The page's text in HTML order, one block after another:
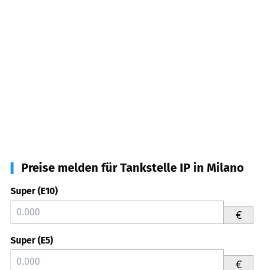
Preise melden für Tankstelle IP in Milano
Super (E10)
€
Super (E5)
€